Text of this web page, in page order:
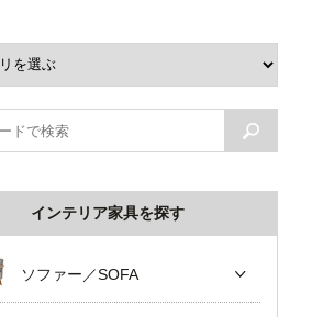
インテリア家具を探す
ソファー／SOFA